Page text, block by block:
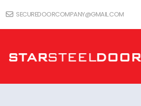
SECUREDOORCOMPANY@GMAIL.COM